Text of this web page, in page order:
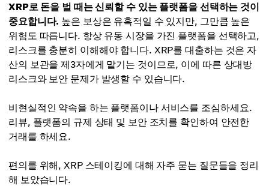
XRP로 돈을 벌 때는 신뢰할 수 있는 플랫폼을 선택하는 것이
중요합니다. 높은 보상은 유혹적일 수 있지만, 그만큼 높은
위험도 따릅니다. 항상 유동 시장을 가진 플랫폼을 선택하고,
리스크를 충분히 이해해야 합니다. XRP를 대출하는 것은 자
산의 보관을 제3자에게 맡기는 것이므로, 이에 따른 상대방
리스크와 보안 문제가 발생할 수 있습니다.
비현실적인 약속을 하는 플랫폼이나 서비스를 조심하세요.
리뷰, 플랫폼의 규제 상태 및 보안 조치를 확인하여 안전한
거래를 하세요.
편의를 위해, XRP 스테이킹에 대해 자주 묻는 질문들을 정리
해 보았습니다.